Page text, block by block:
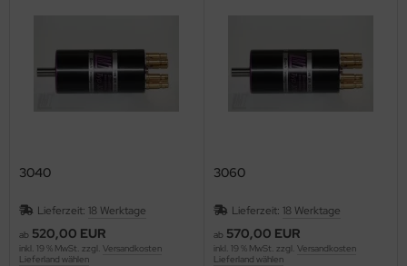
3040
Lieferzeit: 18 Werktage
ab 520,00 EUR
inkl. 19 % MwSt. zzgl. Versandkosten
Lieferland wählen
3060
Lieferzeit: 18 Werktage
ab 570,00 EUR
inkl. 19 % MwSt. zzgl. Versandkosten
Lieferland wählen